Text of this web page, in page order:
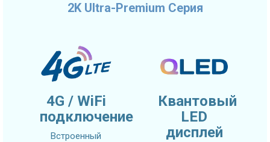
2K Ultra-Premium Серия
4G / WiFi
подключение
Встроенный
Квантовый
LED
дисплей